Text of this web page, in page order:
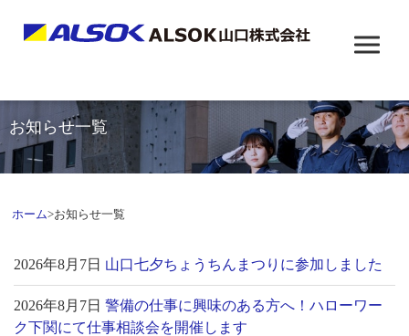
お知らせ一覧
ホーム>お知らせ一覧
2026年8月7日 山口七夕ちょうちんまつりに参加しました
2026年8月7日 警備の仕事に興味のある方へ！ハローワー
ク下関にて仕事相談会を開催します